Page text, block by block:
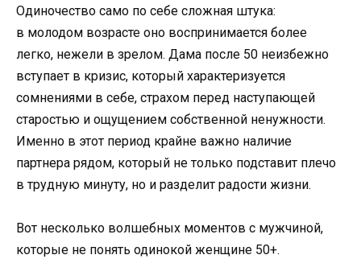
Одиночество само по себе сложная штука:
в молодом возрасте оно воспринимается более
легко, нежели в зрелом. Дама после 50 неизбежно
вступает в кризис, который характеризуется
сомнениями в себе, страхом перед наступающей
старостью и ощущением собственной ненужности.
Именно в этот период крайне важно наличие
партнера рядом, который не только подставит плечо
в трудную минуту, но и разделит радости жизни.
Вот несколько волшебных моментов с мужчиной,
которые не понять одинокой женщине 50+.